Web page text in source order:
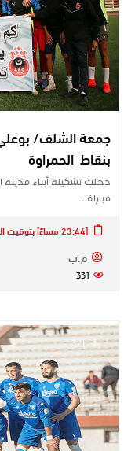
جمعة الشلف/
بنقاط الحمراوة
مباراة…
[23:44 مساءً] بتوقيت الجزائر - الثلاثاء 16 ديسمبر 2025
م.ب
331